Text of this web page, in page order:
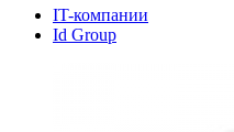
IT-компании
Id Group